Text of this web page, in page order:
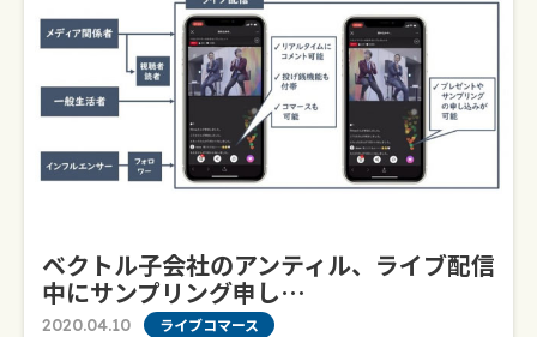
ベクトル子会社のアンティル、ライブ配信
中にサンプリング申し…
2020.04.10 ライブコマース